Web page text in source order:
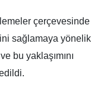
çerçevesinde
sağlamaya yönelik
bu yaklaşımını